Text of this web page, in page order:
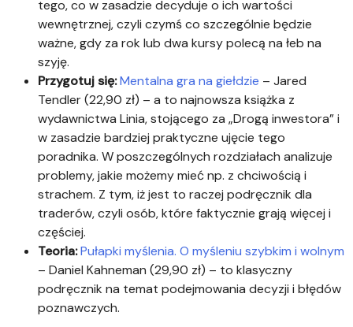
tego, co w zasadzie decyduje o ich wartości
wewnętrznej, czyli czymś co szczególnie będzie
ważne, gdy za rok lub dwa kursy polecą na łeb na
szyję.
Przygotuj się:Mentalna gra na giełdzie – Jared
Tendler (22,90 zł) – a to najnowsza książka z
wydawnictwa Linia, stojącego za „Drogą inwestora” i
w zasadzie bardziej praktyczne ujęcie tego
poradnika. W poszczególnych rozdziałach analizuje
problemy, jakie możemy mieć np. z chciwością i
strachem. Z tym, iż jest to raczej podręcznik dla
traderów, czyli osób, które faktycznie grają więcej i
częściej.
Teoria:Pułapki myślenia. O myśleniu szybkim i wolnym
– Daniel Kahneman (29,90 zł) – to klasyczny
podręcznik na temat podejmowania decyzji i błędów
poznawczych.